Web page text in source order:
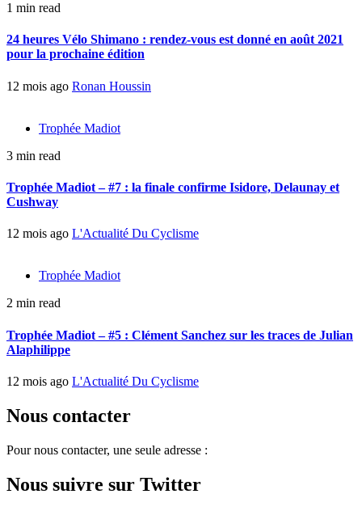
1 min read
24 heures Vélo Shimano : rendez-vous est donné en août 2021
pour la prochaine édition
12 mois ago Ronan Houssin
Trophée Madiot
3 min read
Trophée Madiot – #7 : la finale confirme Isidore, Delaunay et
Cushway
12 mois ago L'Actualité Du Cyclisme
Trophée Madiot
2 min read
Trophée Madiot – #5 : Clément Sanchez sur les traces de Julian
Alaphilippe
12 mois ago L'Actualité Du Cyclisme
Nous contacter
Pour nous contacter, une seule adresse :
Nous suivre sur Twitter